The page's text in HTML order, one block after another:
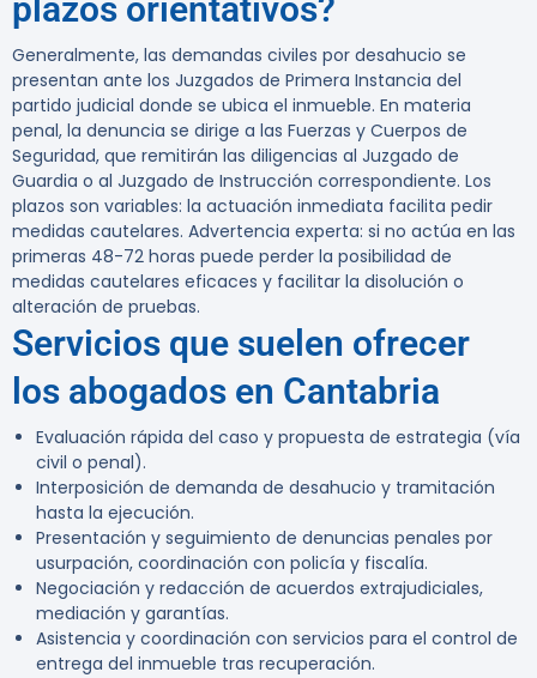
plazos orientativos?
Generalmente, las demandas civiles por desahucio se
presentan ante los Juzgados de Primera Instancia del
partido judicial donde se ubica el inmueble. En materia
penal, la denuncia se dirige a las Fuerzas y Cuerpos de
Seguridad, que remitirán las diligencias al Juzgado de
Guardia o al Juzgado de Instrucción correspondiente. Los
plazos son variables: la actuación inmediata facilita pedir
medidas cautelares. Advertencia experta: si no actúa en las
primeras 48-72 horas puede perder la posibilidad de
medidas cautelares eficaces y facilitar la disolución o
alteración de pruebas.
Servicios que suelen ofrecer
los abogados en Cantabria
Evaluación rápida del caso y propuesta de estrategia (vía
civil o penal).
Interposición de demanda de desahucio y tramitación
hasta la ejecución.
Presentación y seguimiento de denuncias penales por
usurpación, coordinación con policía y fiscalía.
Negociación y redacción de acuerdos extrajudiciales,
mediación y garantías.
Asistencia y coordinación con servicios para el control de
entrega del inmueble tras recuperación.